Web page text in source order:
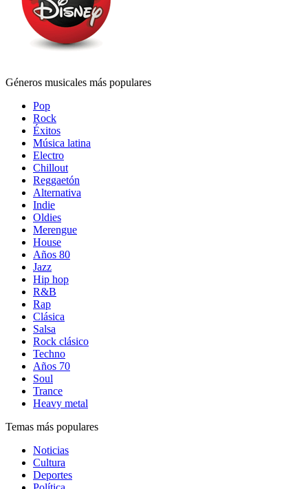
Géneros musicales más populares
Pop
Rock
Éxitos
Música latina
Electro
Chillout
Reggaetón
Alternativa
Indie
Oldies
Merengue
House
Años 80
Jazz
Hip hop
R&B
Rap
Clásica
Salsa
Rock clásico
Techno
Años 70
Soul
Trance
Heavy metal
Temas más populares
Noticias
Cultura
Deportes